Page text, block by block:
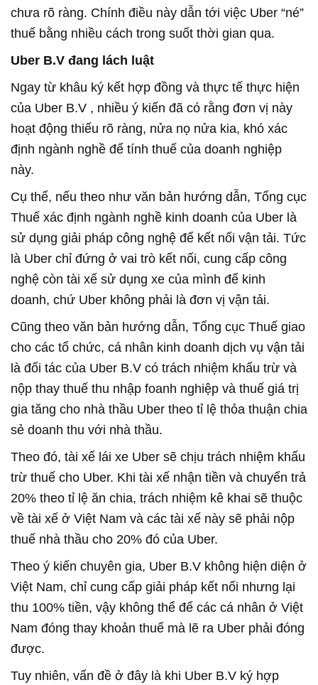
chưa rõ ràng. Chính điều này dẫn tới việc Uber “né”
thuế bằng nhiều cách trong suốt thời gian qua.
Uber B.V đang lách luật
Ngay từ khâu ký kết hợp đồng và thực tế thực hiện
của Uber B.V , nhiều ý kiến đã có rằng đơn vị này
hoạt động thiếu rõ ràng, nửa nọ nửa kia, khó xác
định ngành nghề để tính thuế của doanh nghiệp
này.
Cụ thể, nếu theo như văn bản hướng dẫn, Tổng cục
Thuế xác định ngành nghề kinh doanh của Uber là
sử dụng giải pháp công nghệ để kết nối vận tải. Tức
là Uber chỉ đứng ở vai trò kết nối, cung cấp công
nghệ còn tài xế sử dụng xe của mình để kinh
doanh, chứ Uber không phải là đơn vị vận tải.
Cũng theo văn bản hướng dẫn, Tổng cục Thuế giao
cho các tổ chức, cá nhân kinh doanh dịch vụ vận tải
là đối tác của Uber B.V có trách nhiệm khấu trừ và
nộp thay thuế thu nhập foanh nghiệp và thuế giá trị
gia tăng cho nhà thầu Uber theo tỉ lệ thỏa thuận chia
sẻ doanh thu với nhà thầu.
Theo đó, tài xế lái xe Uber sẽ chịu trách nhiệm khấu
trừ thuế cho Uber. Khi tài xế nhận tiền và chuyển trả
20% theo tỉ lệ ăn chia, trách nhiệm kê khai sẽ thuộc
về tài xế ở Việt Nam và các tài xế này sẽ phải nộp
thuế nhà thầu cho 20% đó của Uber.
Theo ý kiến chuyên gia, Uber B.V không hiện diện ở
Việt Nam, chỉ cung cấp giải pháp kết nối nhưng lại
thu 100% tiền, vậy không thể để các cá nhân ở Việt
Nam đóng thay khoản thuế mà lẽ ra Uber phải đóng
được.
Tuy nhiên, vấn đề ở đây là khi Uber B.V ký hợp